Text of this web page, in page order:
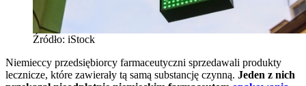
Źródło: iStock
Niemieccy przedsiębiorcy farmaceutyczni sprzedawali produkty
lecznicze, które zawierały tą samą substancję czynną. Jeden z nich